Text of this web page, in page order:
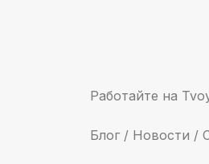
Работайте на
Блог / Новости /